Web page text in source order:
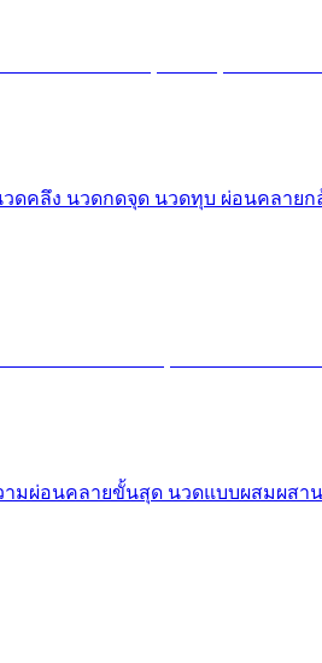
คลึง นวดกดจุด นวดทุบ ผ่อนคลาย
ามผ่อนคลายขั้นสุด นวดแบบผสมผ